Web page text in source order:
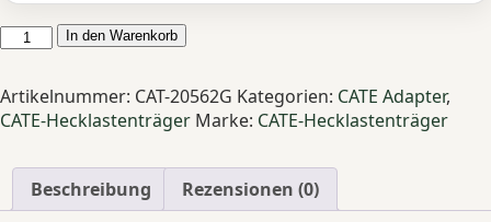
CATE
Jumper
/
Ducato
In den Warenkorb
Artikelnummer: CAT-20562G Kategorien: CATE Adapter,
CATE-Hecklastenträger Marke: CATE-Hecklastenträger
Beschreibung Rezensionen (0)